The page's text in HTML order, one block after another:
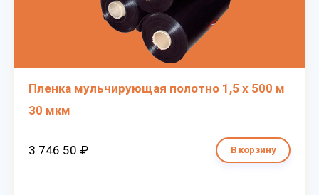
Пленка мульчирующая полотно 1,5 х 500 м
30 мкм
3 746.50 ₽ В корзину